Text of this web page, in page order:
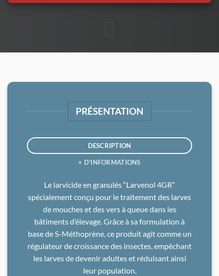
PRÉSENTATION
DESCRIPTION
+ D'INFORMATIONS
Le larvicide en granulés “Larvenol 4GR”
spécialement conçu pour le traitement des larves
de mouches et des vers à queue dans les
bâtiments d’élevage. Grâce à sa formulation à
base de S-Méthoprène, ce produit agit comme un
régulateur de croissance des insectes, empêchant
les larves de devenir adultes et réduisant ainsi
leur population.